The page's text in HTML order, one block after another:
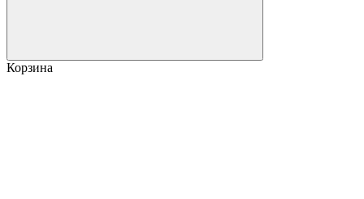
Корзина